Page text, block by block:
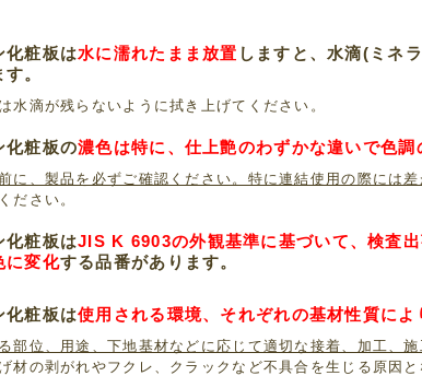
化粧板は水に濡れたまま放置 しますと、水滴(ミネ
。
水滴が残らないように拭き上げてください。
化粧板の濃色は特に、仕上艶のわずかな違いで色調
に、製品を必ずご確認ください。特に連結使用の際には
ださい。
化粧板はJIS K 6903の外観基準に基づいて、検査
に変化する品番があります。
化粧板は使用される環境、それぞれの基材性質によ
部位、用途、下地基材などに応じて適切な接着、加工、施
材の剥がれやフクレ、クラックなど不具合を生じる原因と